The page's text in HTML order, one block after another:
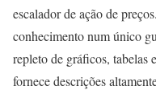
escalador de ação de
conhecimento num único
repleto de gráficos, tabelas
fornece descrições